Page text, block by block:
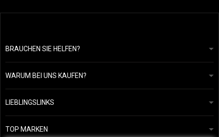
BRAUCHEN SIE HELFEN?
info@mapeja.de
Wir werden innerhalb von 24 Stunden antworten.
WARUM BEI UNS KAUFEN?
Allgemeine geschäftsbedingungen
Datenschutzerklärung
Übersicht über Zahlungen und Versand
Rückgabe von Waren
LIEBLINGSLINKS
Unsere Geschichte
TOP MARKEN
Kérastase